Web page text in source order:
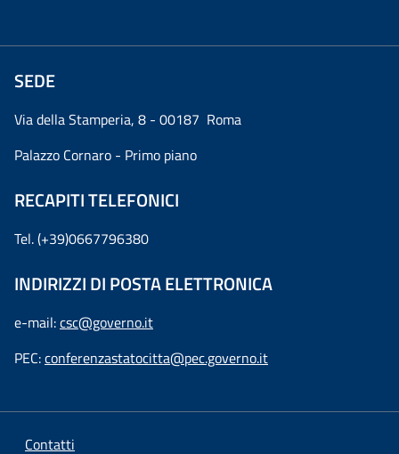
SEDE
Via della Stamperia, 8 - 00187 Roma
Palazzo Cornaro - Primo piano
RECAPITI TELEFONICI
Tel. (+39)0667796380
INDIRIZZI DI POSTA ELETTRONICA
e-mail:csc@governo.it
PEC:conferenzastatocitta@pec.governo.it
Contatti